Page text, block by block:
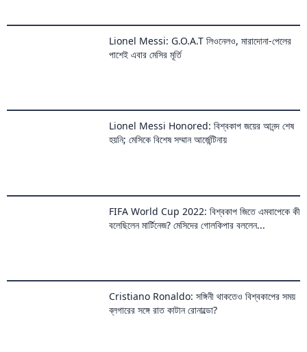
Lionel Messi: G.O.A.T লিওনেলও, মারাদোনা-পেলের
পাশেই এবার মেসির মূর্তি
Lionel Messi Honored: বিশ্বকাপ জয়ের আনন্দ শেষ
হয়নি; মেসিকে বিশেষ সম্মান আর্জেন্টিনায়
FIFA World Cup 2022: বিশ্বকাপ জিতে এমবাপেকে কী
বলেছিলেন মার্টিনেজ? মেসিদের গোলকিপার বললেন...
Cristiano Ronaldo: সঙ্গিনী থাকতেও বিশ্বকাপের সময়
ব্লগারের সঙ্গে রাত কাটান রোনাল্ডো?